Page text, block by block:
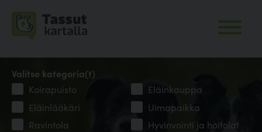
Valitse kategoria(t)
Koirapuisto
Eläinkauppa
Eläinlääkäri
Uimapaikka
Ravintola
Hyvinvointi ja hoitolat